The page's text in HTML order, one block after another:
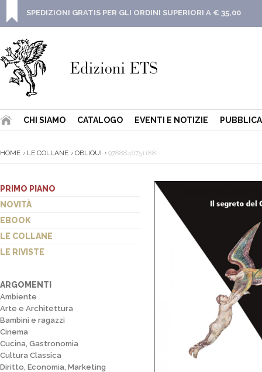
SPEDIZIONI GRATIS PER GLI ORDINI SUPERIORI A € 35,00
CHI SIAMO CATALOGO EVENTI E NOTIZIE
HOME LE COLLANE OBLIQUI 9788846751188
PRIMO PIANO
NOVITÀ
EBOOK
LE COLLANE
LE RIVISTE
ARGOMENTI
Ambiente
Arte e Architettura
Bambini e ragazzi
Cinema
Cucina, Gastronomia
Cultura Classica
Diritto, Economia, Marketing